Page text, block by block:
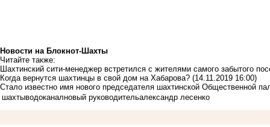
Новости на Блoкнoт-Шахты
Читайте также:
Шахтинский сити-менеджер встретился с жителями самого забытого
Когда вернутся шахтинцы в свой дом на Хабарова? (14.11.2019 16:00)
Стало известно имя нового председателя шахтинской Общественной
шахтыводоканалновый руководительалександр лесенко